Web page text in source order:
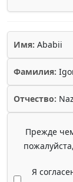
Имя: Ababii
Фамилия:
Отчество:
Прежде
Я